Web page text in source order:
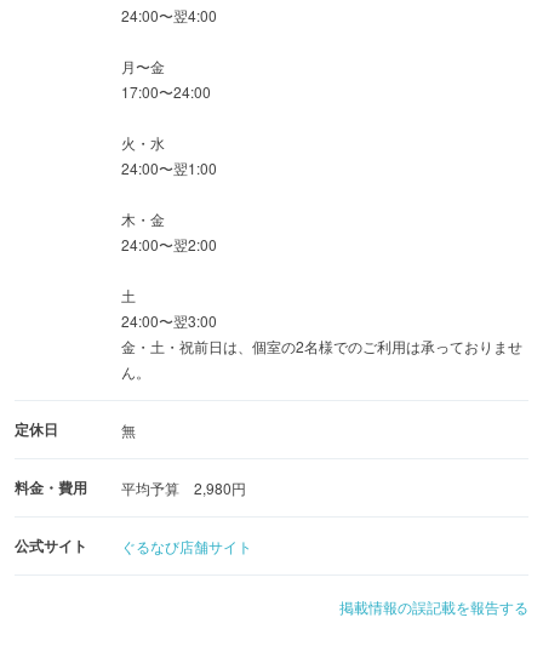
24:00〜翌4:00
月〜金
17:00〜24:00
火・水
24:00〜翌1:00
木・金
24:00〜翌2:00
土
24:00〜翌3:00
金・土・祝前日は、個室の2名様でのご利用は承っておりませ
ん。
定休日 無
料金・費用 平均予算 2,980円
公式サイト ぐるなび店舗サイト
掲載情報の誤記載を報告する